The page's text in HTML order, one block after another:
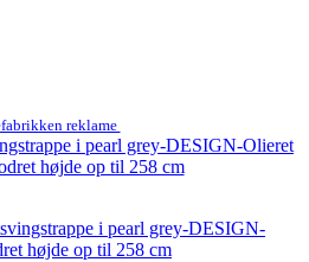
reklame
i pearl grey-DESIGN-
højde op til 258 cm